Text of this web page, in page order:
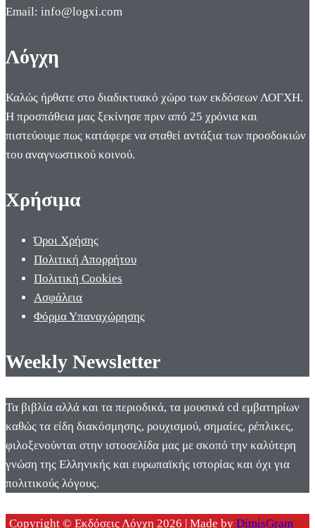
Email: info@logxi.com
Λόγχη
Καλώς ήρθατε στο διαδικτυακό χώρο των εκδόσεων ΛΟΓΧΗ.
Η προσπάθεια μας ξεκίνησε πριν από 25 χρόνια και
πιστεύουμε πως κατάφερε να σταθεί αντάξια των προσδοκιών
του αναγνωστικού κοινού.
Χρήσιμα
Όροι Χρήσης
Πολιτική Απορρήτου
Πολιτική Cookies
Ασφάλεια
Φόρμα Υπαναχώρησης
Weekly Newsletter
Τα βιβλία αλλά και τα περιοδικά, τα μουσικά cd εμβατηρίων
καθώς τα είδη διακόσμησης, ρουχισμού, σημαίες, ρέπλικες,
φιλοξενούνται στην ιστοσελίδα μας με σκοπό την καλύτερη
γνώση της Ελληνικής και ευρωπαϊκής ιστορίας και όχι για
πολιτικούς λόγους.
Copyright © Εκδόσεις Λόγχη 2026 | Made by DimisGram